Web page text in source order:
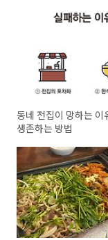
동네 전집이 망하는 이
생존하는 방법